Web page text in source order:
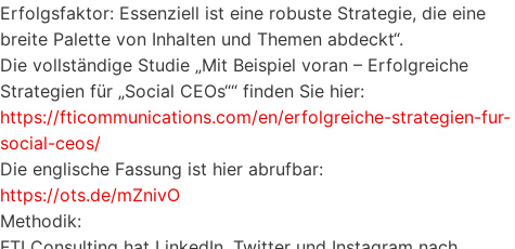
Erfolgsfaktor: Essenziell ist eine robuste Strategie, die eine
breite Palette von Inhalten und Themen abdeckt“.
Die vollständige Studie „Mit Beispiel voran – Erfolgreiche
Strategien für „Social CEOs““ finden Sie hier:
https://fticommunications.com/en/erfolgreiche-strategien-fur-
social-ceos/
Die englische Fassung ist hier abrufbar:
https://ots.de/mZnivO
Methodik: